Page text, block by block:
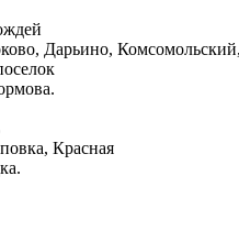
Дарьино,
Красная